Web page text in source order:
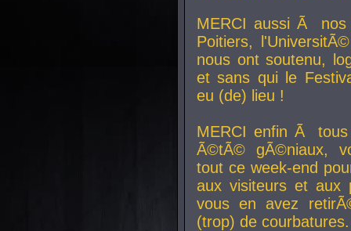
MERCI aussi Ã nos
Poitiers,
nous ont soutenu,
et sans qui le
eu (de) lieu !
MERCI enfin Ã
Ã©tÃ© gÃ©niaux,
tout ce week-end
aux visiteurs et aux
vous en avez
(trop) de courbatures.